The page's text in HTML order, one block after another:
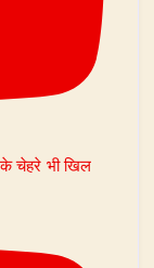
के चेहरे भी खिल